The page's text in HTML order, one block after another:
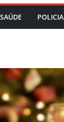
Minas
SAÚDE POLICIA